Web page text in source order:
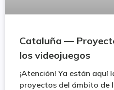
Cataluña —
los videojuegos
¡Atención! Ya están aquí
proyectos del ámbito de